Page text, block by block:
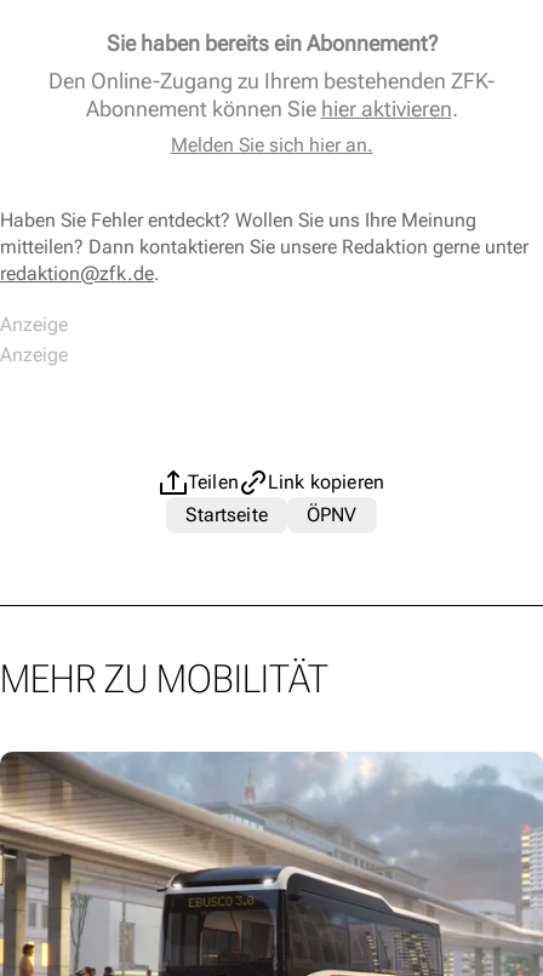
Sie haben bereits ein Abonnement?
Den Online-Zugang zu Ihrem bestehenden ZFK-
Abonnement können Sie hier aktivieren.
Melden Sie sich hier an.
Haben Sie Fehler entdeckt? Wollen Sie uns Ihre Meinung
mitteilen? Dann kontaktieren Sie unsere Redaktion gerne unter
redaktion@zfk.de.
Teilen
Link kopieren
Startseite
ÖPNV
MEHR ZU MOBILITÄT